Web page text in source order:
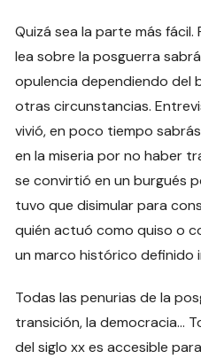
Quizá sea la parte más
lea sobre la posguerra
opulencia dependiendo del
otras circunstancias.
vivió, en poco tiempo
en la miseria por no haber
se convirtió en un burgués
tuvo que disimular para
quién actuó como quiso o
un marco histórico definido
Todas las penurias de la
transición, la democracia…
del siglo xx es accesible